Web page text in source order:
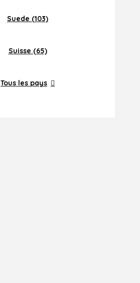
Suede (103)
Suisse (65)
Tous les pays